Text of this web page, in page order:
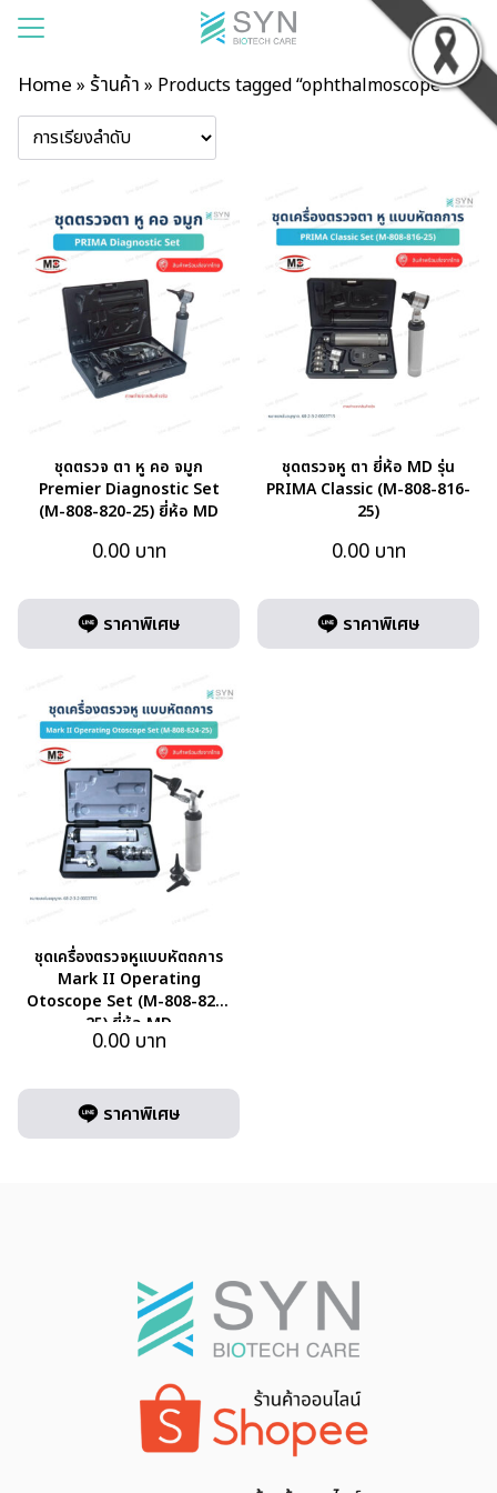
Home » ร้านค้า » Products tagged “ophthalmoscope”
ชุดตรวจ ตา หู คอ จมูก
Premier Diagnostic Set
(M-808-820-25) ยี่ห้อ MD
0.00 บาท
ราคาพิเศษ
ชุดตรวจหู ตา ยี่ห้อ MD รุ่น
PRIMA Classic (M-808-816-
25)
0.00 บาท
ราคาพิเศษ
ชุดเครื่องตรวจหูแบบหัตถการ
Mark II Operating
Otoscope Set (M-808-824-
25) ยี่ห้อ MD
0.00 บาท
ราคาพิเศษ